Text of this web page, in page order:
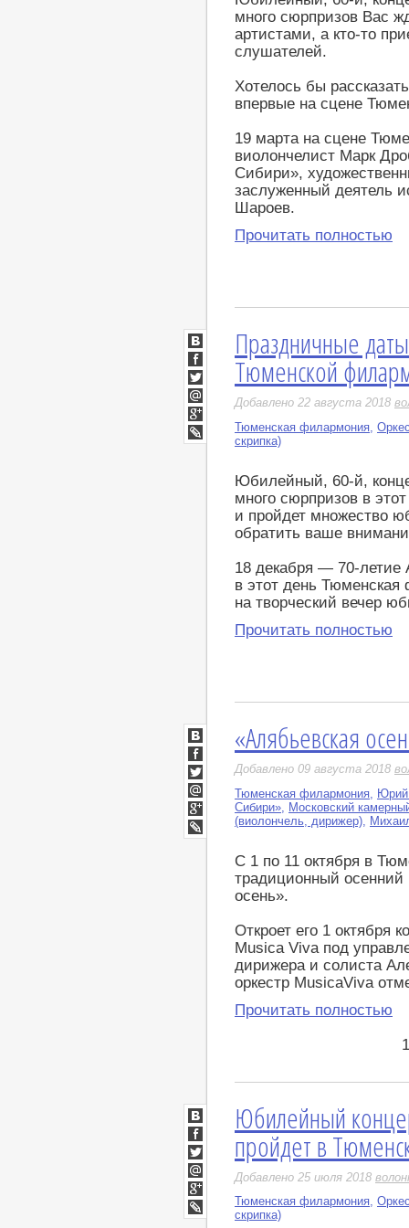
много сюрпризов Вас
артистами, а кто-то
слушателей.
Хотелось бы
впервые на сцене
19 марта на сцене
виолончелист Марк
Сибири»,
заслуженный деятель
Шароев.
Прочитать полностью
Праздничные
Тюменской
Добавлено 22 августа 2018
Тюменская филармония
скрипка)
Юбилейный, 60-й,
много сюрпризов в
и пройдет множество
обратить ваше
18 декабря — 70-летие
в этот день
на творческий вечер
Прочитать полностью
ВКонтакте
Facebook
Twitter
Мой
Мир
Google+
LiveJournal
«Алябьевская
Добавлено 09 августа 2018
Тюменская филармония Юрий
Сибири» Московский
(виолончель, дирижер)
С 1 по 11 октября в
традиционный
осень».
Откроет его 1 октября
Musica Viva под
дирижера и солиста
оркестр MusicaViva
Прочитать полностью
ВКонтакте
Facebook
Twitter
Мой
Мир
Google+
LiveJournal
Юбилейный
пройдет в
Добавлено 25 июля 2018
Тюменская филармония,
скрипка)
ВКонтакте
Facebook
Twitter
Мой
Мир
Google+
LiveJournal